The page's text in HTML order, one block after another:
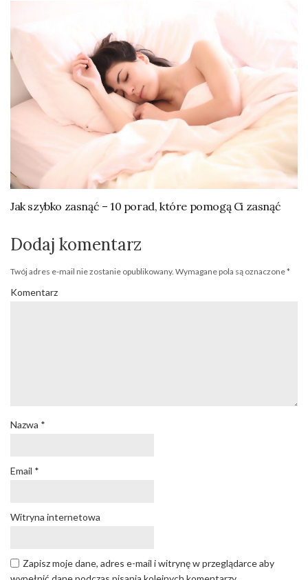
Jak szybko zasnąć – 10 porad, które pomogą Ci zasnąć
Dodaj komentarz
Twój adres e-mail nie zostanie opublikowany. Wymagane pola są oznaczone*
Komentarz
Nazwa *
Email *
Witryna internetowa
Zapisz moje dane, adres e-mail i witrynę w przeglądarce aby